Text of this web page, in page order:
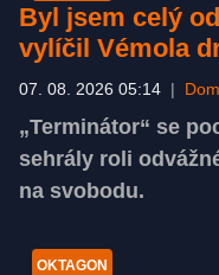
Byl jsem celý
vylíčil Vémola
07. 08. 2026 05:14
„Terminátor“ se
sehrály roli
na svobodu.
OKTAGON